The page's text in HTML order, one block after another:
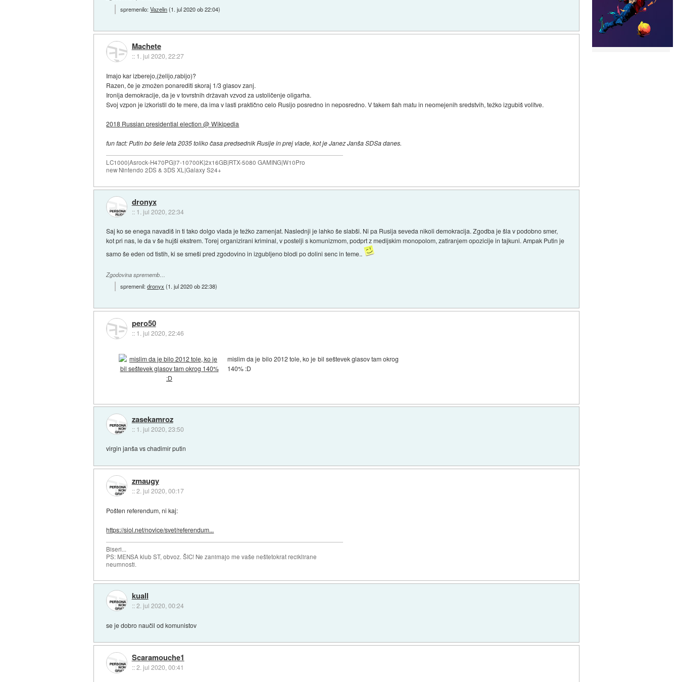
spremenilo:Vazelin(1. jul 2020 ob 22:04)
Machete
:: 1. jul 2020, 22:27
Imajo kar izberejo,(želijo,rabijo)?
Razen, če je zmožen ponarediti skoraj 1/3 glasov zanj.
Ironija demokracije, da je v tovrstnih državah vzvod za ustoličenje oligarha.
Svoj vzpon je izkoristil do te mere, da ima v lasti praktično celo Rusijo posredno in neposredno. V takem šah matu in neomejenih sredstvih, težko izgubiš volitve.
2018 Russian presidential election @ Wikipedia
fun fact: Putin bo šele leta 2035 toliko časa predsednik Rusije in prej vlade, kot je Janez Janša SDSa danes.
LC1000|Asrock-H470PG|i7-10700K|2x16GB|RTX-5080 GAMING|W10Pro
new Nintendo 2DS & 3DS XL|Galaxy S24+
dronyx
:: 1. jul 2020, 22:34
Saj ko se enega navadiš in ti tako dolgo vlada je težko zamenjat. Naslednji je lahko še slabši. Ni pa Rusija seveda nikoli demokracija. Zgodba je šla v podobno smer,
kot pri nas, le da v še hujši ekstrem. Torej organizirani kriminal, v postelji s komunizmom, podprt z medijskim monopolom, zatiranjem opozicije in tajkuni. Ampak Putin je
samo še eden od tistih, ki se smeši pred zgodovino in izgubljeno blodi po dolini senc in teme..
Zgodovina sprememb…
spremenil:dronyx (1. jul 2020 ob 22:38)
pero50
:: 1. jul 2020, 22:46
mislim da je bilo 2012 tole, ko je bil seštevek glasov tam okrog
140% :D
zasekamroz
:: 1. jul 2020, 23:50
virgin janša vs chadimir putin
zmaugy
::2. jul 2020, 00:17
Pošten referendum, ni kaj:
https://siol.net/novice/svet/referendum...
Biseri...
PS: MENSA klub ST, obvoz. ŠIC! Ne zanimajo me vaše neštetokrat reciklirane
neumnosti.
kuall
::2. jul 2020, 00:24
se je dobro naučil od komunistov
Scaramouche1
::2. jul 2020, 00:41